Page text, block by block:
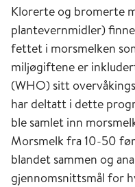
Klorerte og bromerte
plantevernmidler)
fettet i morsmelken
miljøgiftene er
(WHO) sitt
har deltatt i dette
ble samlet inn
Morsmelk fra 10-50
blandet sammen og
gjennomsnittsmål for